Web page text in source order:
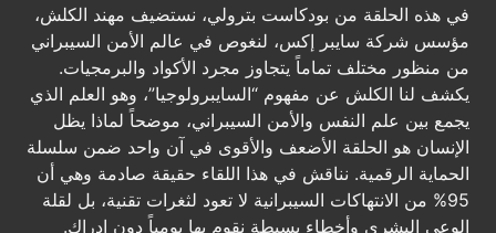
في هذه الحلقة من بودكاست بترولي، نستضيف مهند الكلش،
مؤسس شركة سايبر إكس، لنغوص في عالم الأمن السيبراني
من منظور مختلف تماماً يتجاوز مجرد الأكواد والبرمجيات.
يكشف لنا الكلش عن مفهوم “السايبرولوجيا”، وهو العلم الذي
يجمع بين علم النفس والأمن السيبراني، موضحاً لماذا يظل
الإنسان هو الحلقة الأضعف والأقوى في آن واحد ضمن سلسلة
الحماية الرقمية. نناقش في هذا اللقاء حقيقة صادمة وهي أن
95% من الانتهاكات السيبرانية لا تعود لثغرات تقنية، بل لقلة
الوعي البشري وأخطاء بسيطة نقوم بها يومياً دون إدراك.